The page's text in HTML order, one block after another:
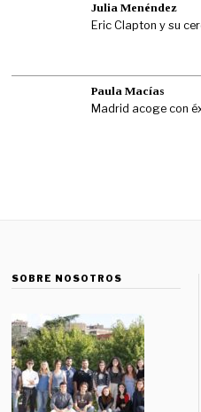
Julia Menéndez
Eric Clapton y su
Paula Macías
Madrid acoge con
SOBRE NOSOTROS